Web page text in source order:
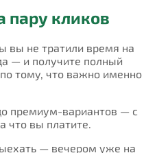
пару кликов
вы не тратили время на
— и получите полный
тому, что важно именно
премиум-вариантов — с
что вы платите.
— вечером уже на